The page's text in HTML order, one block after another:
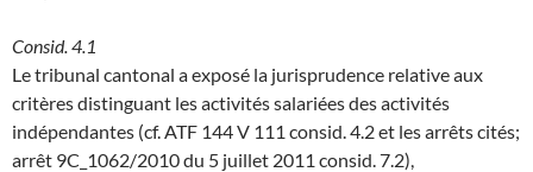
Consid. 4.1
Le tribunal cantonal a exposé la jurisprudence relative aux
critères distinguant les activités salariées des activités
indépendantes (cf. ATF 144 V 111 consid. 4.2 et les arrêts cités;
arrêt 9C_1062/2010 du 5 juillet 2011 consid. 7.2),